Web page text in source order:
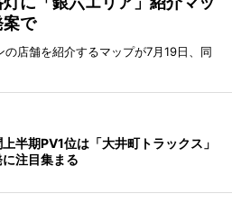
で
店舗を紹介するマップが7月19日、同
半期PV1位は「大井町トラックス」
注目集まる